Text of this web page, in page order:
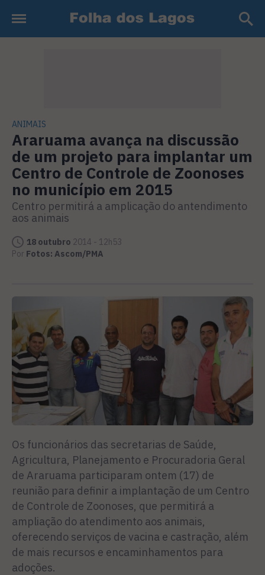
ANIMAIS
Araruama avança na discussão
de um projeto para implantar um
Centro de Controle de Zoonoses
no município em 2015
Centro permitirá a amplicação do antendimento
aos animais
18 outubro 2014 - 12h53
Por Fotos: Ascom/PMA
Os funcionários das secretarias de Saúde,
Agricultura, Planejamento e Procuradoria Geral
de Araruama participaram ontem (17) de
reunião para definir a implantação de um Centro
de Controle de Zoonoses, que permitirá a
ampliação do atendimento aos animais,
oferecendo serviços de vacina e castração, além
de mais recursos e encaminhamentos para
adoções.